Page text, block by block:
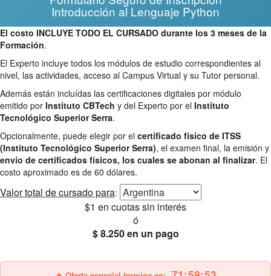
Introducción al Lenguaje Python
El costo INCLUYE TODO EL CURSADO durante los 3 meses de la
Formación.
El Experto incluye todos los módulos de estudio correspondientes al
nivel, las actividades, acceso al Campus Virtual y su Tutor personal.
Además están incluídas las certificaciones digitales por módulo
emitido por Instituto CBTech y del Experto por el Instituto
Tecnológico Superior Serra.
Opcionalmente, puede elegir por el certificado físico de ITSS
(Instituto Tecnológico Superior Serra), el examen final, la emisión y
envío de certificados físicos, los cuales se abonan al finalizar. El
costo aproximado es de 60 dólares.
Valor total de cursado para:
$1 en cuotas sin interés
ó
$ 8.250en un pago